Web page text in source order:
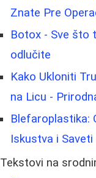
Znate Pre
Botox - Sve što
odlučite
Kako Ukloniti
na Licu -
Blefaroplastika:
Iskustva i Saveti
Tekstovi na